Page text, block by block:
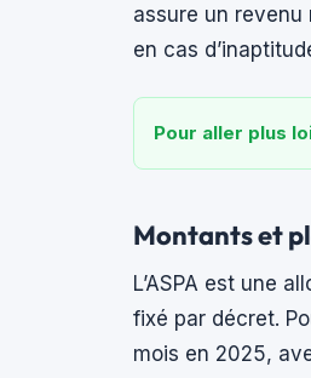
assure un revenu
en cas
Pour aller plus
Montants et
L’ASPA est une
fixé par décret.
mois en 2025,